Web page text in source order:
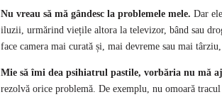
Nu vreau să mă gândesc la problemele mele. Dar
iluzii, urmărind viețile altora la televizor, bând sau
face camera mai curată și, mai devreme sau mai
Mie să îmi dea psihiatrul pastile, vorbăria nu mă
rezolvă orice problemă. De exemplu, nu omoară